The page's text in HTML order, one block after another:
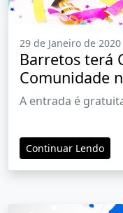
29 de Janeiro de 2020
Barretos terá
Comunidade
A entrada é
Continuar Lendo